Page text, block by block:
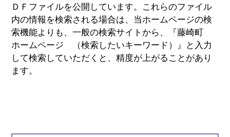
ＤＦファイルを公開しています。これらのファイル
内の情報を検索される場合は、当ホームページの検
索機能よりも、一般の検索サイトから、『藤崎町
ホームページ （検索したいキーワード）』と入力
して検索していただくと、精度が上がることがあり
ます。